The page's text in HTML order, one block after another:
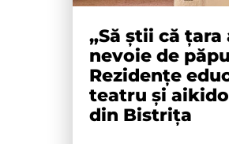
„Să știi că țara
nevoie de
Rezidențe
teatru și
din Bistrița